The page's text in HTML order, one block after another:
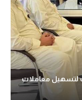
لتسهيل معاملات